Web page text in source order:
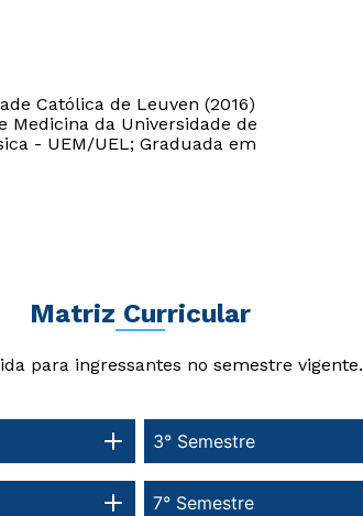
Católica de Leuven (2016)
Medicina da Universidade de
- UEM/UEL; Graduada em
Matriz Curricular
para ingressantes no semestre vigente.
7° Semestre
3° Semestre
acordo com a Política de Privacidade.
que meus dados sejam utilizados para o
conteúdos da Cruzeiro do Sul.
acordo com a Política de Privacidade.
que meus dados sejam utilizados para o
conteúdos da Cruzeiro do Sul.